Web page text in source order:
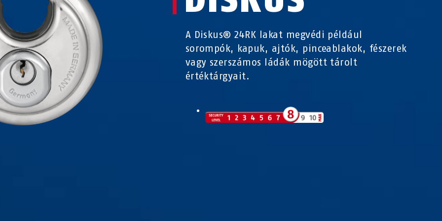
A Diskus® 24RK lakat megvédi például
sorompók, kapuk, ajtók, pinceablakok, fészerek
vagy szerszámos ládák mögött tárolt
értéktárgyait.